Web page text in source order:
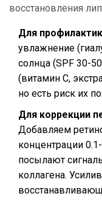
восстановления
Для
увлажнение
солнца (SPF 30-
(витамин С,
но есть риск их
Для коррекции
Добавляем
концентрации
посылают
коллагена.